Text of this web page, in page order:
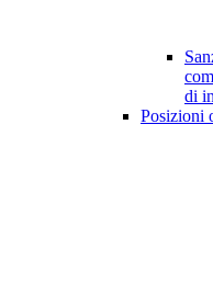
di
Posizioni